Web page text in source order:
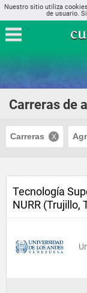
Nuestro sitio utiliza
de usuario.
Carreras de
Carreras
Tecnología
NURR (Trujillo,